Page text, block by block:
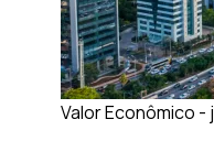
Valor Econômico -